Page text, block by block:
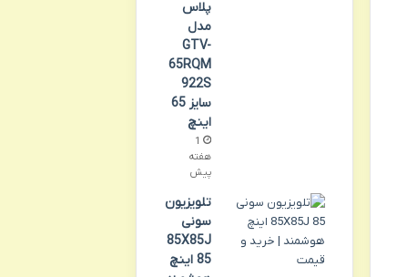
پلاس
مدل
GTV-
65RQM
922S
سایز 65
اینچ
1
هفته
پیش
تلویزیون
سونی
85X85J
85 اینچ